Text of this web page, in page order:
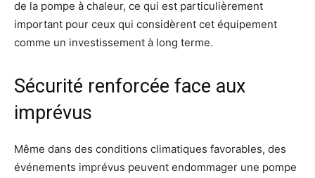
de la pompe à chaleur, ce qui est particulièrement
important pour ceux qui considèrent cet équipement
comme un investissement à long terme.
Sécurité renforcée face aux
imprévus
Même dans des conditions climatiques favorables, des
événements imprévus peuvent endommager une pompe